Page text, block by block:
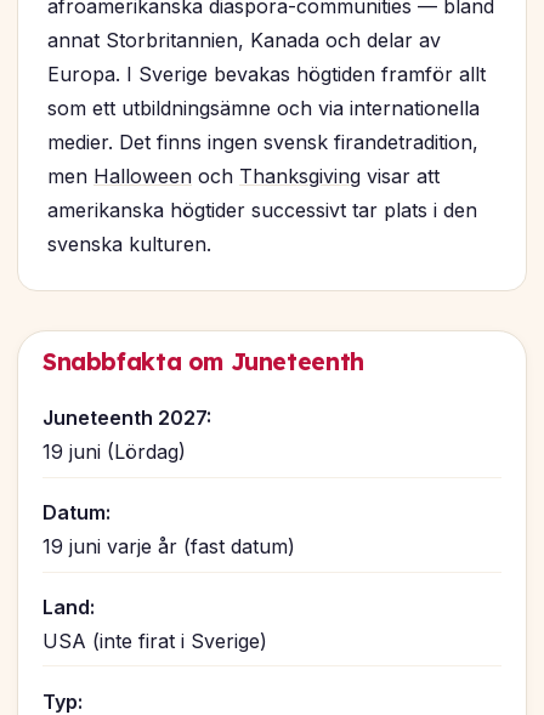
afroamerikanska diaspora-communities — bland
annat Storbritannien, Kanada och delar av
Europa. I Sverige bevakas högtiden framför allt
som ett utbildningsämne och via internationella
medier. Det finns ingen svensk firandetradition,
men Halloween och Thanksgiving visar att
amerikanska högtider successivt tar plats i den
svenska kulturen.
Snabbfakta om Juneteenth
Juneteenth 2027:
19 juni (Lördag)
Datum:
19 juni varje år (fast datum)
Land:
USA (inte firat i Sverige)
Typ: